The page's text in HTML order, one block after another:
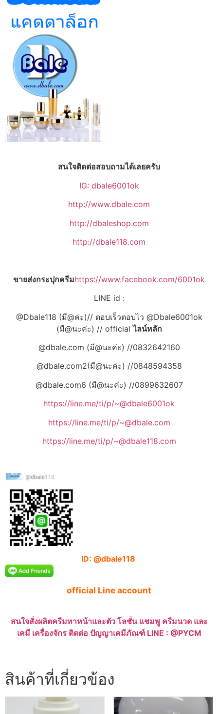
สนใจติดต่อสอบถามได้เลยครับ
IG: dbale6001ok
http://www.dbale.com
http://dbaleshop.com
http://dbale118.com
ขายส่งกระปุกครีมhttps://www.facebook.com/6001ok
LINE id :
@Dbale118 (มี@ค่ะ)// ตอบเร็วตอบไว @Dbale6001ok
(มี@นะค่ะ) // officialไลน์หลัก
@dbale.com (มี@นะค่ะ) //0832642160
@dbale.com2(มี@นะค่ะ) //0848594358
@dbale.com6 (มี@นะค่ะ) //0899632607
https://line.me/ti/p/~@dbale6001ok
https://line.me/ti/p/~@dbale.com
https://line.me/ti/p/~@dbale118.com
ID: @dbale118
official Line account
สนใจสั่งผลิตครีมทาหน้าและตัว โลชั่น แชมพู ครีมนวด และ
เคมี เครื่องจักร ติดต่อ ปัญญาเคมีภัณฑ์ LINE : @PYCM
สินค้าที่เกี่ยวข้อง